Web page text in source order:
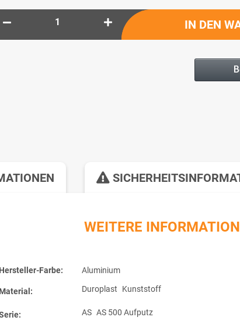
IN DEN
WEITERE
Hersteller-Farbe: Aluminium
Material: Duroplast Kunststoff
AS AS 500 Aufputz